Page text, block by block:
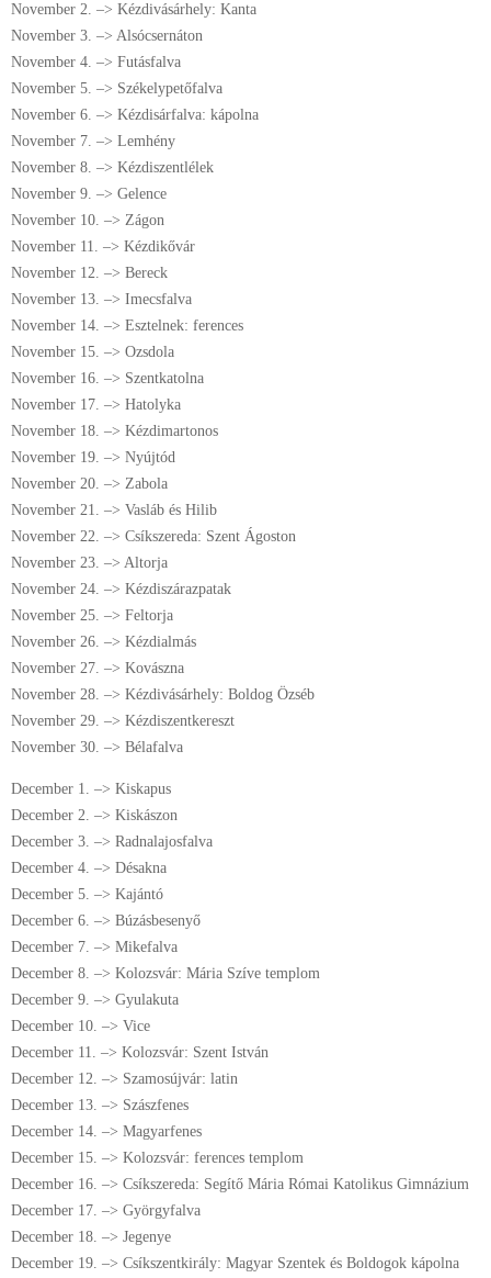
November 2. –> Kézdivásárhely: Kanta
November 3. –> Alsócsernáton
November 4. –> Futásfalva
November 5. –> Székelypetőfalva
November 6. –> Kézdisárfalva: kápolna
November 7. –> Lemhény
November 8. –> Kézdiszentlélek
November 9. –> Gelence
November 10. –> Zágon
November 11. –> Kézdikővár
November 12. –> Bereck
November 13. –> Imecsfalva
November 14. –> Esztelnek: ferences
November 15. –> Ozsdola
November 16. –> Szentkatolna
November 17. –> Hatolyka
November 18. –> Kézdimartonos
November 19. –> Nyújtód
November 20. –> Zabola
November 21. –> Vasláb és Hilib
November 22. –> Csíkszereda: Szent Ágoston
November 23. –> Altorja
November 24. –> Kézdiszárazpatak
November 25. –> Feltorja
November 26. –> Kézdialmás
November 27. –> Kovászna
November 28. –> Kézdivásárhely: Boldog Özséb
November 29. –> Kézdiszentkereszt
November 30. –> Bélafalva
December 1. –> Kiskapus
December 2. –> Kiskászon
December 3. –> Radnalajosfalva
December 4. –> Désakna
December 5. –> Kajántó
December 6. –> Búzásbesenyő
December 7. –> Mikefalva
December 8. –> Kolozsvár: Mária Szíve templom
December 9. –> Gyulakuta
December 10. –> Vice
December 11. –> Kolozsvár: Szent István
December 12. –> Szamosújvár: latin
December 13. –> Szászfenes
December 14. –> Magyarfenes
December 15. –> Kolozsvár: ferences templom
December 16. –> Csíkszereda: Segítő Mária Római Katolikus Gimnázium
December 17. –> Györgyfalva
December 18. –> Jegenye
December 19. –> Csíkszentkirály: Magyar Szentek és Boldogok kápolna